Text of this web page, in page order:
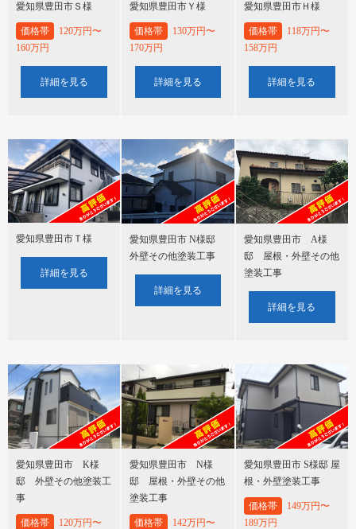
愛知県豊田市Ｓ様
価格帯
120万円〜
160万円
詳細を見る
愛知県豊田市Ｙ様
価格帯
130万円〜
170万円
詳細を見る
愛知県豊田市Ｈ様
価格帯
118万円〜
158万円
詳細を見る
愛知県豊田市Ｔ様
詳細を見る
愛知県豊田市 N様邸
外壁その他塗装工事
詳細を見る
愛知県豊田市 A様
邸 屋根・外壁その他
塗装工事
詳細を見る
愛知県豊田市 K様
邸 外壁その他塗装工
事
価格帯
120万円〜
愛知県豊田市 N様
邸 屋根・外壁その他
塗装工事
価格帯
142万円〜
愛知県豊田市 S様邸 屋
根・外壁塗装工事
価格帯
149万円〜
189万円